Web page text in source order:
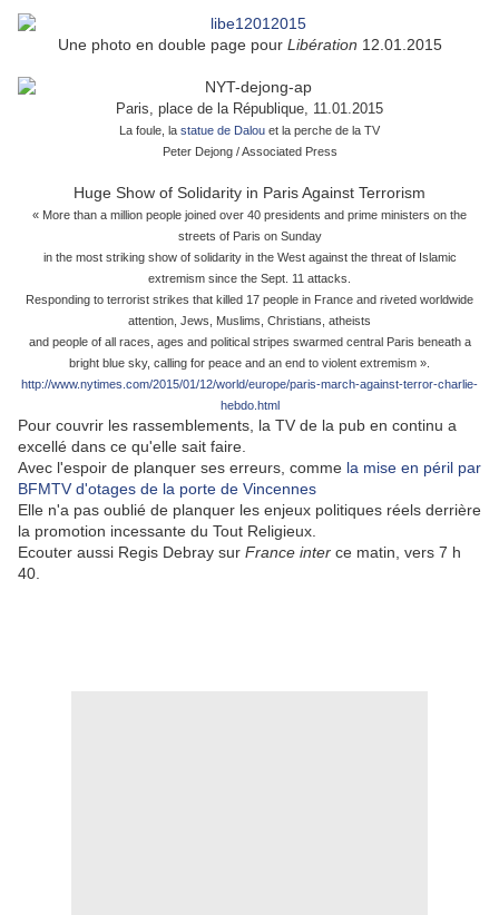
Une photo en double page pour Libération 12.01.2015
Paris, place de la République, 11.01.2015
La foule, la statue de Dalou et la perche de la TV
Peter Dejong / Associated Press
Huge Show of Solidarity in Paris Against Terrorism
« More than a million people joined over 40 presidents and prime ministers on the
streets of Paris on Sunday
in the most striking show of solidarity in the West against the threat of Islamic
extremism since the Sept. 11 attacks.
Responding to terrorist strikes that killed 17 people in France and riveted worldwide
attention, Jews, Muslims, Christians, atheists
and people of all races, ages and political stripes swarmed central Paris beneath a
bright blue sky, calling for peace and an end to violent extremism ».
http://www.nytimes.com/2015/01/12/world/europe/paris-march-against-terror-charlie-
hebdo.html
Pour couvrir les rassemblements, la TV de la pub en continu a
excellé dans ce qu'elle sait faire.
Avec l'espoir de planquer ses erreurs, comme la mise en péril par
BFMTV d'otages de la porte de Vincennes
Elle n'a pas oublié de planquer les enjeux politiques réels derrière
la promotion incessante du Tout Religieux.
Ecouter aussi Regis Debray sur France inter ce matin, vers 7 h
40.